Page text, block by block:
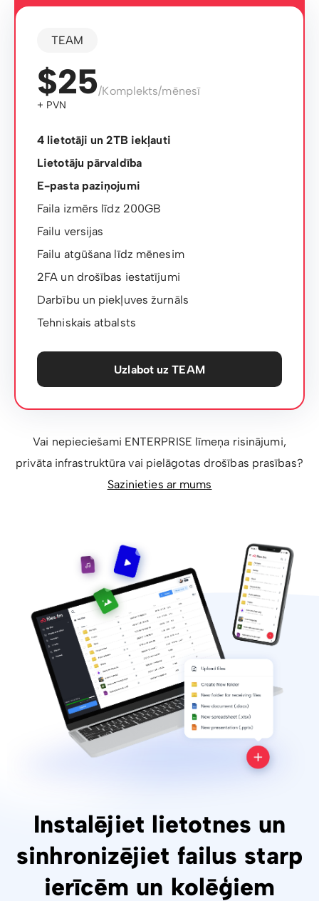
TEAM
$25/Komplekts/mēnesī
+ PVN
4 lietotāji un 2TB iekļauti
Lietotāju pārvaldība
E-pasta paziņojumi
Faila izmērs līdz 200GB
Failu versijas
Failu atgūšana līdz mēnesim
2FA un drošības iestatījumi
Darbību un piekļuves žurnāls
Tehniskais atbalsts
Uzlabot uz TEAM
Vai nepieciešami ENTERPRISE līmeņa risinājumi,
privāta infrastruktūra vai pielāgotas drošības prasības?
Sazinieties ar mums
Instalējiet lietotnes un
sinhronizējiet failus starp
ierīcēm un kolēģiem